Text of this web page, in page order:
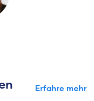
Erfahre mehr